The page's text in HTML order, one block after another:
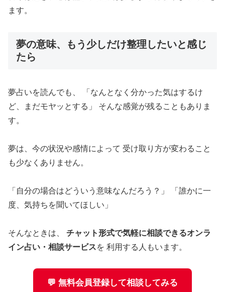
ます。
夢の意味、もう少しだけ整理したいと感じ
たら
夢占いを読んでも、 「なんとなく分かった気はするけ
ど、まだモヤッとする」 そんな感覚が残ることもありま
す。
夢は、今の状況や感情によって 受け取り方が変わること
も少なくありません。
「自分の場合はどういう意味なんだろう？」 「誰かに一
度、気持ちを聞いてほしい」
そんなときは、 チャット形式で気軽に相談できるオンラ
イン占い・相談サービスを 利用する人もいます。
💬 無料会員登録して相談してみる